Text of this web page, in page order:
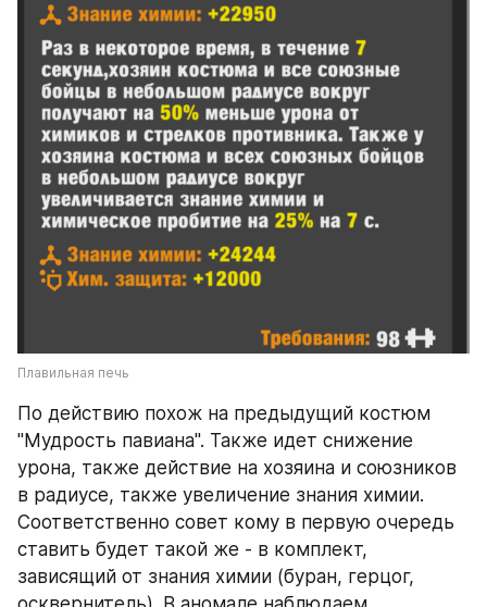
Плавильная печь
По действию похож на предыдущий костюм
"Мудрость павиана". Также идет снижение
урона, также действие на хозяина и союзников
в радиусе, также увеличение знания химии.
Соответственно совет кому в первую очередь
ставить будет такой же - в комплект,
зависящий от знания химии (буран, герцог,